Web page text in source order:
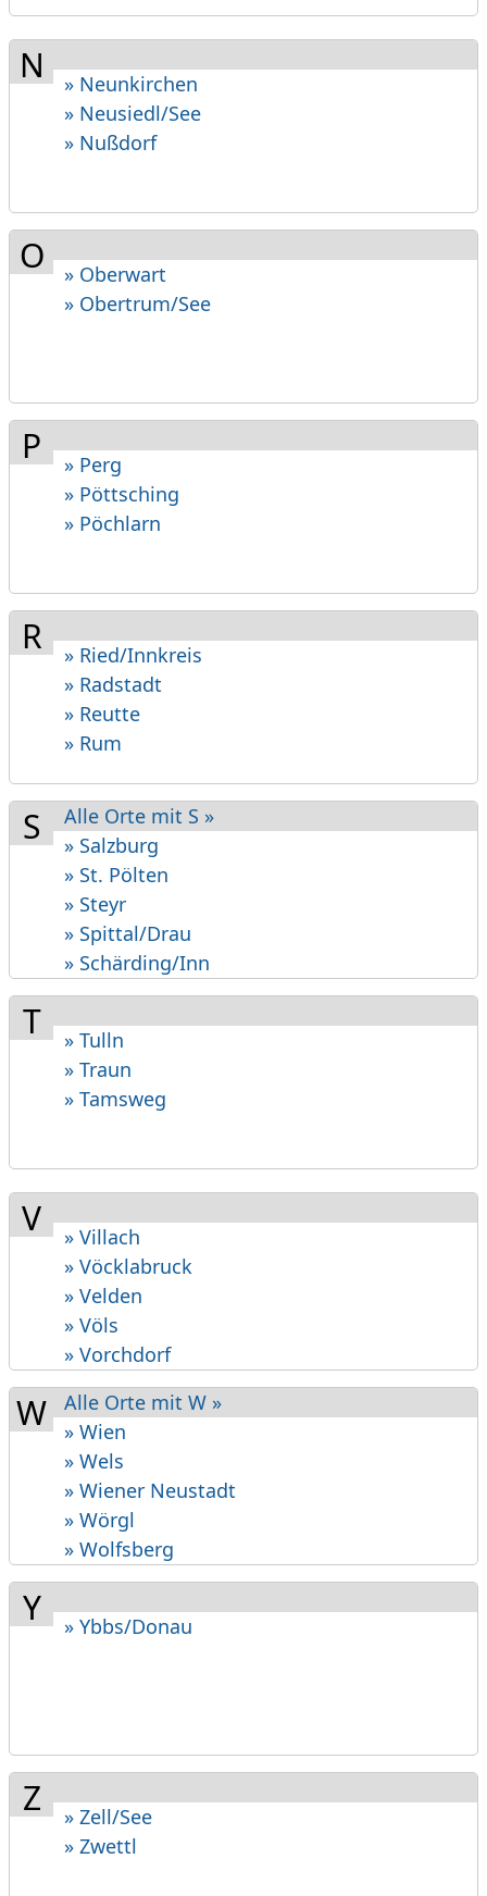
N
» Neunkirchen
» Neusiedl/See
» Nußdorf
O
» Oberwart
» Obertrum/See
P
» Perg
» Pöttsching
» Pöchlarn
R
» Ried/Innkreis
» Radstadt
» Reutte
» Rum
S
Alle Orte mit S »
» Salzburg
» St. Pölten
» Steyr
» Spittal/Drau
» Schärding/Inn
T
» Tulln
» Traun
» Tamsweg
V
» Villach
» Vöcklabruck
» Velden
» Völs
» Vorchdorf
W
Alle Orte mit W »
» Wien
» Wels
» Wiener Neustadt
» Wörgl
» Wolfsberg
Y » Ybbs/Donau
Z
» Zell/See
» Zwettl